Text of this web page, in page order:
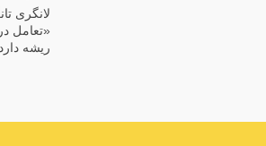
لانگری
«تعامل
ریشه دارد.